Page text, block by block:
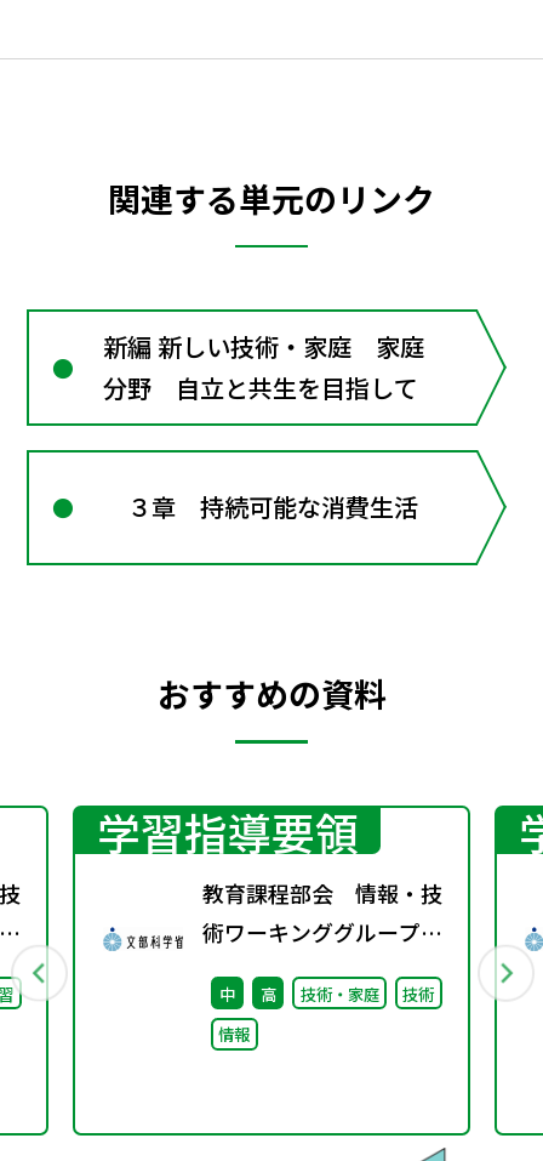
関連する単元のリンク
新編 新しい技術・家庭 家庭
分野 自立と共生を目指して
３章 持続可能な消費生活
おすすめの資料
学習指導要領
教育課程部会 情報・技
術ワーキンググループ
（第11回）配付資料
中 高 技術・家庭
技術
情報